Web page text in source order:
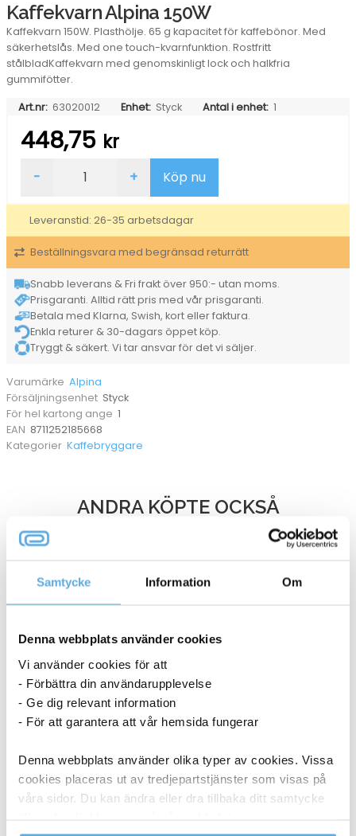
Samtycke Information Om
Denna webbplats använder cookies
Vi använder cookies för att
- Förbättra din användarupplevelse
- Ge dig relevant information
- För att garantera att vår hemsida fungerar
Denna webbplats använder olika typer av cookies. Vissa
cookies placeras ut av tredjepartstjänster som visas på
våra sidor. Du kan ändra eller dra tillbaka ditt samtycke
Kaffekvarn Alpina 150W
Kaffekvarn 150W. Plasthölje. 65 g kapacitet för kaffebönor. Med
säkerhetslås. Med one touch-kvarnfunktion. Rostfritt
stålbladKaffekvarn med genomskinligt lock och halkfria
gummifötter.
Art.nr: 63020012 Enhet: Styck Antal i enhet: 1
448,75 kr
Alpina
mängd
- + Köp nu
Leveranstid: 26-35 arbetsdagar
Beställningsvara med begränsad returrätt
Snabb leverans & Fri frakt över 950:- utan moms.
Prisgaranti. Alltid rätt pris med vår prisgaranti.
Betala med Klarna, Swish, kort eller faktura.
Enkla returer & 30-dagars öppet köp.
Tryggt & säkert. Vi tar ansvar för det vi säljer.
Varumärke Alpina
Försäljningsenhet Styck
För hel kartong ange 1
EAN 8711252185668
Kategorier Kaffebryggare
ANDRA KÖPTE OCKSÅ